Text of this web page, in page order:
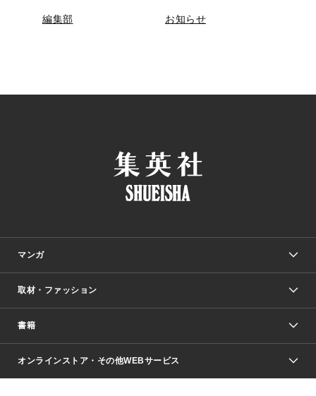
編集部 お知らせ
マンガ
少年マンガ
Vジャンプ
週刊ヤングジャンプ
少女マンガ
取材・ファッション
Seventeen
芸能・情報・スポーツ
書籍
文芸・文庫・総合
オンラインストア・その他WEBサービス